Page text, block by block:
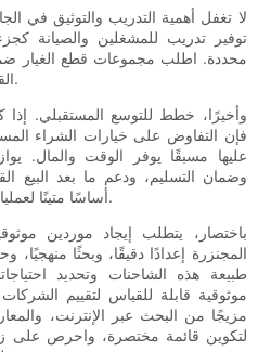
لا تغفل أهمية التدريب والتوثيق في
توفير تدريب للمشغلين والصيانة
محددة. اطلب مجموعات قطع الغيار
القطع الأساسية عند وصول الآلات.
وأخيرًا، خطط للتوسع المستقبلي. إذا
فإن التفاوض على خيارات الشراء
عليها مسبقًا يوفر الوقت والمال.
وضمان التسليم، ودعم ما بعد البيع
أساسًا متينًا لعملياتك بدلًا من مجرد معاملة عابرة.
باختصار، يتطلب إيجاد موردين
المجنزرة إعدادًا دقيقًا، وبحثًا منهجيًا،
طبيعة هذه الشاحنات وتحديد
موثوقية قابلة للقياس لتقييم
مزيجًا من البحث عبر الإنترنت،
لتكوين قائمة مختصرة، واحرص على